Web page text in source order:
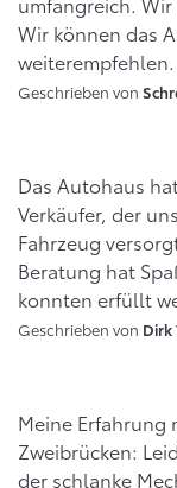
Wir können das
weiterempfehlen.
Geschrieben von
Das Autohaus
Verkäufer, der
Fahrzeug
Beratung hat
konnten erfüllt
Geschrieben von Dirk
Meine
Zweibrücken:
der schlanke